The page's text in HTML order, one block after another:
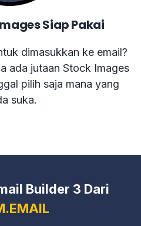
Siap Pakai
dimasukkan ke email?
ada jutaan Stock Images
pilih saja mana yang
suka.
Builder 3 Dari